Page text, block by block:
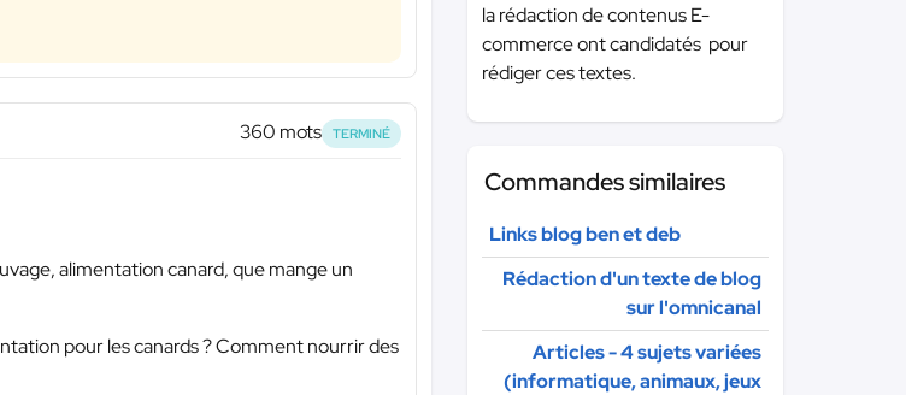
360 mots TERMINÉ
alimentation canard, que mange un
pour les canards ? Comment nourrir des
la rédaction de contenus E-
commerce ont candidatés pour
rédiger ces textes.
Commandes similaires
Links blog ben et deb
Rédaction d'un texte de blog
sur l'omnicanal
Articles - 4 sujets variées
(informatique, animaux, jeux